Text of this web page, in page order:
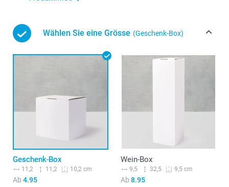
Wählen Sie eine Grösse (Geschenk-Box)
Geschenk-Box
11,2 11,2 10,2 cm
Ab 4.95
Wein-Box
9,5 32,5 9,5 cm
Ab 8.95